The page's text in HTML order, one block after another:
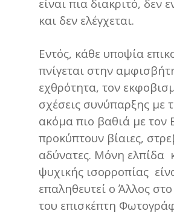
είναι πια διακριτό, δεν
και δεν ελέγχεται.
Εντός, κάθε υποψία
πνίγεται στην
εχθρότητα, τον
σχέσεις συνύπαρξης με
ακόμα πιο βαθιά με τον
προκύπτουν βίαιες,
αδύνατες. Μόνη ελπίδα
ψυχικής ισορροπίας
επαληθευτεί ο Άλλος
του επισκέπτη